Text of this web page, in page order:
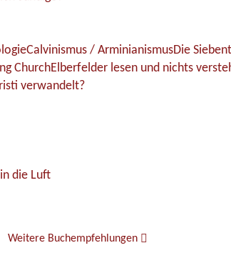
Calvinismus / ArminianismusDie
ChurchElberfelder lesen und nichts
verwandelt?
die Luft
Weitere Buchempfehlungen